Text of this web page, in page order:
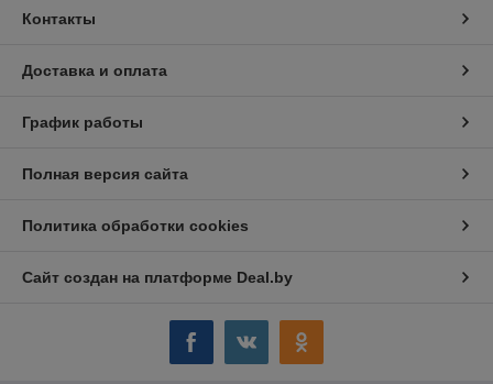
Контакты
Доставка и оплата
График работы
Полная версия сайта
Политика обработки cookies
Сайт создан на платформе Deal.by